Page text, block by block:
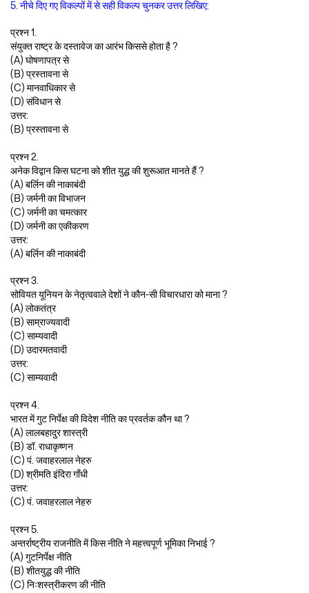
5. नीचे दिए गए विकल्पों में से सही विकल्प चुनकर उत्तर लिखिए:
प्रश्न 1.
संयुक्त राष्ट्र के दस्तावेज का आरंभ किससे होता है ?
(A) घोषणापत्र से
(B) प्रस्तावना से
(C) मानवाधिकार से
(D) संविधान से
उत्तर:
(B) प्रस्तावना से
प्रश्न 2.
अनेक विद्वान किस घटना को शीत युद्ध की शुरूआत मानते हैं ?
(A) बर्लिन की नाकाबंदी
(B) जर्मनी का विभाजन
(C) जर्मनी का चमत्कार
(D) जर्मनी का एकीकरण
उत्तर:
(A) बर्लिन की नाकाबंदी
प्रश्न 3.
सोवियत यूनियन के नेतृत्ववाले देशों ने कौन-सी विचारधारा को माना ?
(A) लोकतंत्र
(B) साम्राज्यवादी
(C) साम्यवादी
(D) उदारमतवादी
उत्तर:
(C) साम्यवादी
प्रश्न 4.
भारत में गुट निर्पेक्ष की विदेश नीति का प्रवर्तक कौन था ?
(A) लालबहादुर शास्त्री
(B) डॉ. राधाकृष्णन
(C) पं. जवाहरलाल नेहरु
(D) श्रीमति इंदिरा गाँधी
उत्तर:
(C) पं. जवाहरलाल नेहरु
प्रश्न 5.
अन्तर्राष्ट्रीय राजनीति में किस नीति ने महत्त्वपूर्ण भूमिका निभाई ?
(A) गुटनिर्पेक्ष नीति
(B) शीतयुद्ध की नीति
(C) निःशस्त्रीकरण की नीति